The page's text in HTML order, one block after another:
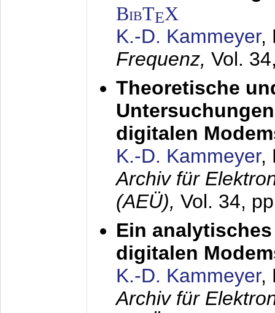
BibTEX
K.-D. Kammeyer,
Frequenz, Vol.
Theoretische
digitalen
K.-D. Kammeyer,
Archiv für
(AEÜ), Vol. 34,
Ein
digitalen
K.-D. Kammeyer,
Archiv für